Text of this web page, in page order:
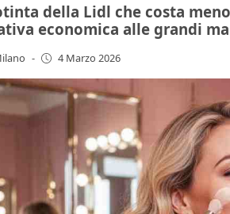
della Lidl che costa
economica alle grandi
- 4 Marzo 2026